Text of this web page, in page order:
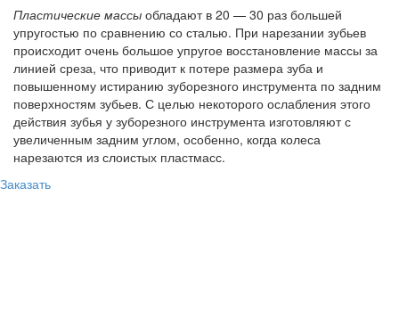
Пластические массы обладают в 20 — 30 раз большей
упругостью по сравнению со сталью. При нарезании зубьев
происходит очень большое упругое восстановление массы за
линией среза, что приводит к потере размера зуба и
повышенному истиранию зуборезного инструмента по задним
поверхностям зубьев. С целью некоторого ослабления этого
действия зубья у зуборезного инструмента изготовляют с
увеличенным задним углом, особенно, когда колеса
нарезаются из слоистых пластмасс.
Заказать